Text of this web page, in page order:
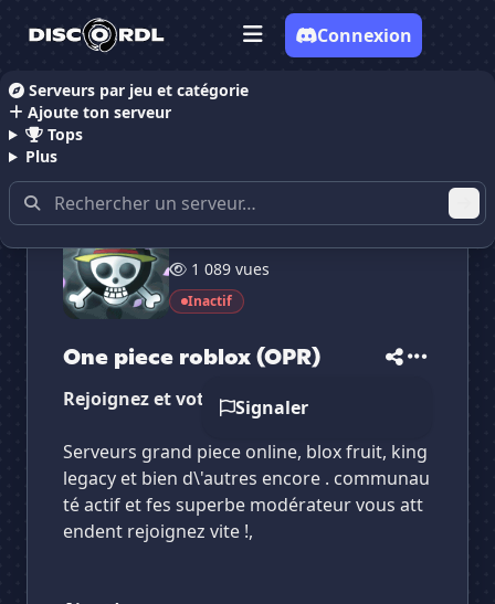
Serveurs par jeu et catégorie
Ajoute ton serveur
Tops
Plus
Connexion
Accueil Serveurs Discord Gaming
1 089 vues
Inactif
One piece roblox (OPR)
Signaler
Rejoignez et voter svp
Serveurs grand piece online, blox fruit, king
legacy et bien d\'autres encore . communau
té actif et fes superbe modérateur vous att
endent rejoignez vite !,
Vote pourOne piece roblox ...
One piece roblo...
Es-tu sûr de vouloir supprimer ton avis de ce
One piece roblox ...